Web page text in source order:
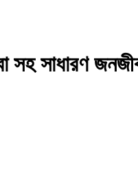
সহ সাধারণ